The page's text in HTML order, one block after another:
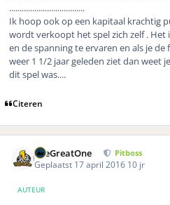
....................................
Ik hoop ook op een kapitaal krachtig
wordt verkoopt het spel zich zelf . Het
en de spanning te ervaren en als je
weer 1 1/2 jaar geleden ziet dan weet
dit spel was....
Citeren
TheGreatOne Pitboss
Geplaatst 17 april 2016 10 jr
AUTEUR